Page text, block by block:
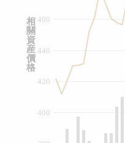
400
420
440
460
相
關
資
産
價
格
牛熊證文件及公告 (瑞信)
收市競價變化